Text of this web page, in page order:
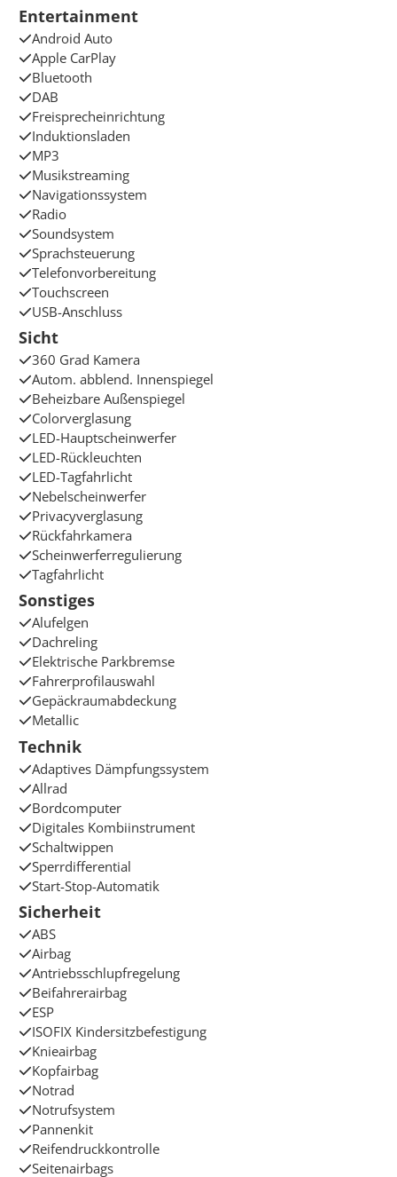
Entertainment
Android Auto
Apple CarPlay
Bluetooth
DAB
Freisprecheinrichtung
Induktionsladen
MP3
Musikstreaming
Navigationssystem
Radio
Soundsystem
Sprachsteuerung
Telefonvorbereitung
Touchscreen
USB-Anschluss
Sicht
360 Grad Kamera
Autom. abblend. Innenspiegel
Beheizbare Außenspiegel
Colorverglasung
LED-Hauptscheinwerfer
LED-Rückleuchten
LED-Tagfahrlicht
Nebelscheinwerfer
Privacyverglasung
Rückfahrkamera
Scheinwerferregulierung
Tagfahrlicht
Sonstiges
Alufelgen
Dachreling
Elektrische Parkbremse
Fahrerprofilauswahl
Gepäckraumabdeckung
Metallic
Technik
Adaptives Dämpfungssystem
Allrad
Bordcomputer
Digitales Kombiinstrument
Schaltwippen
Sperrdifferential
Start-Stop-Automatik
Sicherheit
ABS
Airbag
Antriebsschlupfregelung
Beifahrerairbag
ESP
ISOFIX Kindersitzbefestigung
Knieairbag
Kopfairbag
Notrad
Notrufsystem
Pannenkit
Reifendruckkontrolle
Seitenairbags